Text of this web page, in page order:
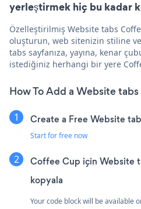
yerleştirmek hiç bu kadar
Özelleştirilmiş Website tabs
oluşturun, web sitenizin stiline
tabs sayfanıza, yayına, kenar
istediğiniz herhangi bir yere
How To Add a Website
Create a Free Website
Start for free now
Coffee Cup için Website
kopyala
Your code block will be available